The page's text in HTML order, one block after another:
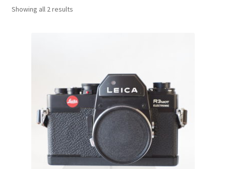
Showing all 2 results